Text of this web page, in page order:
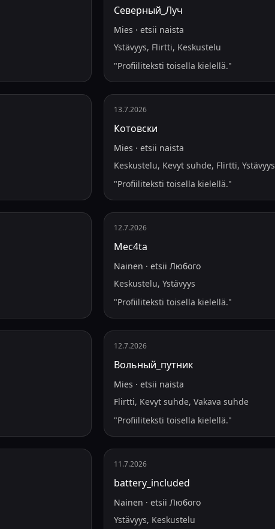
Северный_Луч
Mies · etsii naista
Ystävyys, Flirtti, Keskustelu
"Profiiliteksti toisella kielellä."
13.7.2026
Котовски
Mies · etsii naista
Keskustelu, Kevyt suhde, Flirtti, Ystävyys
"Profiiliteksti toisella kielellä."
12.7.2026
Mec4ta
Nainen · etsii Любого
Keskustelu, Ystävyys
"Profiiliteksti toisella kielellä."
12.7.2026
Вольный_путник
Mies · etsii naista
Flirtti, Kevyt suhde, Vakava suhde
"Profiiliteksti toisella kielellä."
11.7.2026
battery_included
Nainen · etsii Любого
Ystävyys, Keskustelu